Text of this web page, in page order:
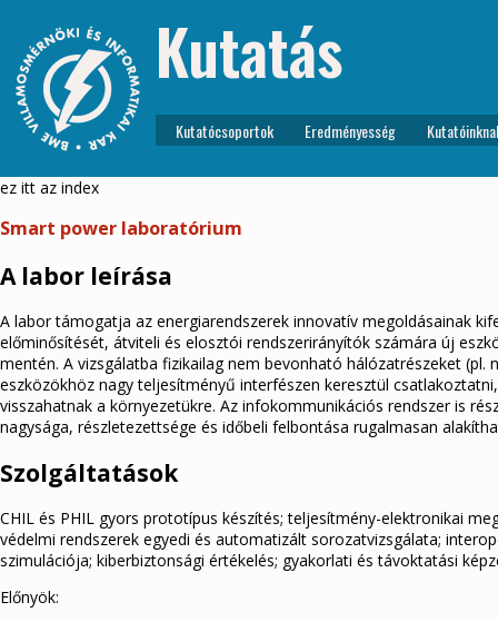
Kutatás
Kutatócsoportok Eredményesség
ez itt az index
Smart power laboratórium
A labor leírása
A labor támogatja az energiarendszerek innovatív megoldásainak
előminősítését, átviteli és elosztói rendszerirányítók számára új
mentén. A vizsgálatba fizikailag nem bevonható hálózatrészeket
eszközökhöz nagy teljesítményű interfészen keresztül
visszahatnak a környezetükre. Az infokommunikációs rendszer is
nagysága, részletezettsége és időbeli felbontása rugalmasan
Szolgáltatások
CHIL és PHIL gyors prototípus készítés; teljesítmény-elektronikai
védelmi rendszerek egyedi és automatizált sorozatvizsgálata;
szimulációja; kiberbiztonsági értékelés; gyakorlati és távoktatási
Előnyök: